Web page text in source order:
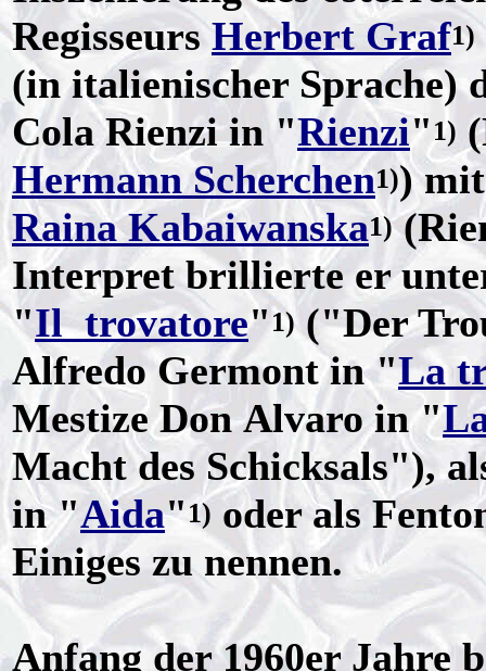
RegisseursHerbert Graf1)
(in italienischer Sprache)
Cola Rienzi in "Rienzi" 1)
Hermann Scherchen1))
Raina Kabaiwanska1)
Interpret brillierte er
"Il trovatore"1)("Der
Alfredo Germont in "La
Mestize Don Alvaro in "
Macht des Schicksals"),
in "Aida"1) oder als
Einiges zu nennen.
Anfang der 1960er Jahre